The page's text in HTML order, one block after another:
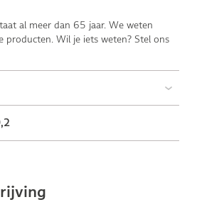
al meer dan 65 jaar. We weten
producten. Wil je iets weten? Stel ons